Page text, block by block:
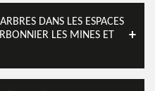
DANS LES ESPACES
LES MINES ET